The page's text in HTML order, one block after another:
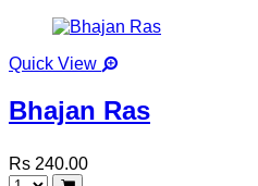
Quick View
Bhajan Ras
Rs 240.00